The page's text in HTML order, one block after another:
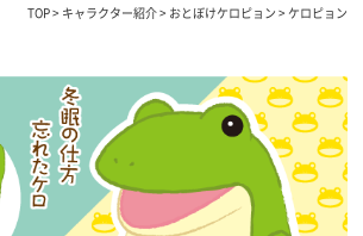
TOP> キャラクター紹介> おとぼけケロピョン > ケロピョン